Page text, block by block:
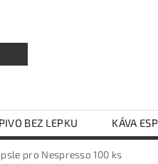
PIVO BEZ LEPKU
KÁVA
TĚSTOVINY VAJEČNÉ
pro Nespresso 100 ks